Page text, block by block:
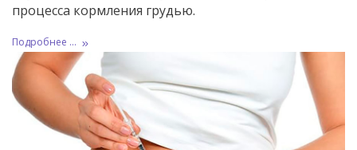
процесса кормления грудью.
Подробнее ...